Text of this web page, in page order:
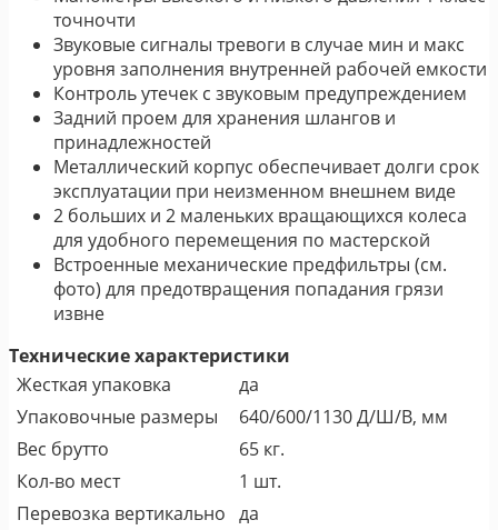
точночти
Звуковые сигналы тревоги в случае мин и макс
уровня заполнения внутренней рабочей емкости
Контроль утечек с звуковым предупреждением
Задний проем для хранения шлангов и
принадлежностей
Металлический корпус обеспечивает долги срок
эксплуатации при неизменном внешнем виде
2 больших и 2 маленьких вращающихся колеса
для удобного перемещения по мастерской
Встроенные механические предфильтры (см.
фото) для предотвращения попадания грязи
извне
Технические характеристики
Жесткая упаковка
да
Упаковочные размеры
640/600/1130 Д/Ш/В, мм
Вес брутто
65 кг.
Кол-во мест
1 шт.
Перевозка вертикально да